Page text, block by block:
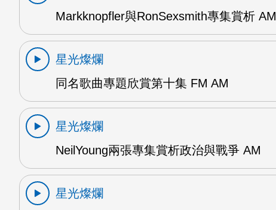
Markknopfler與RonSexsmith專集賞析 AM
星光燦爛
同名歌曲專題欣賞第十集 FM AM
星光燦爛
NeilYoung兩張專集賞析政治與戰爭 AM
星光燦爛